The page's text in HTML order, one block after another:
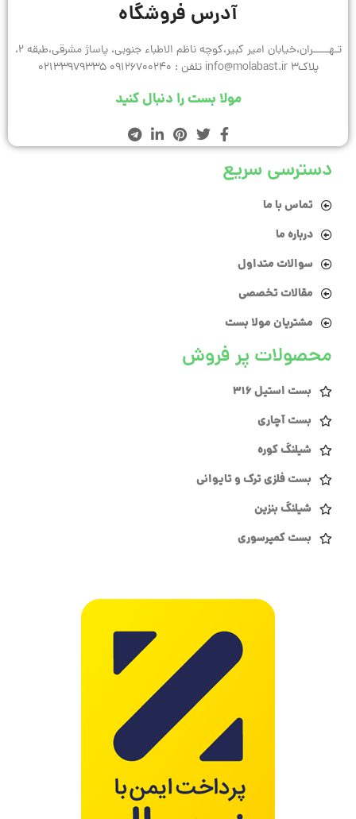
آدرس فروشگاه
تـهـــــران،خیابان امیر کبیر،کوچه ناظم الاطباء جنوبی، پاساژ مشرقی،طبقه 2،
پلاک3 info@molabast.ir تلفن : 09126700240 02133979335
مولا بست را دنبال کنید
دسترسی سریع
تماس با ما
درباره ما
سوالات متداول
مقالات تخصصی
مشتریان مولا بست
محصولات پر فروش
بست استیل 316
بست آچاری
شیلنگ کوره
بست فلزی ترک و تایوانی
شیلنگ بنزین
بست کمپرسوری